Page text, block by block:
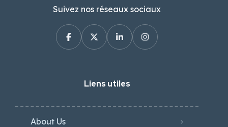
Suivez nos réseaux sociaux
Liens utiles
About Us